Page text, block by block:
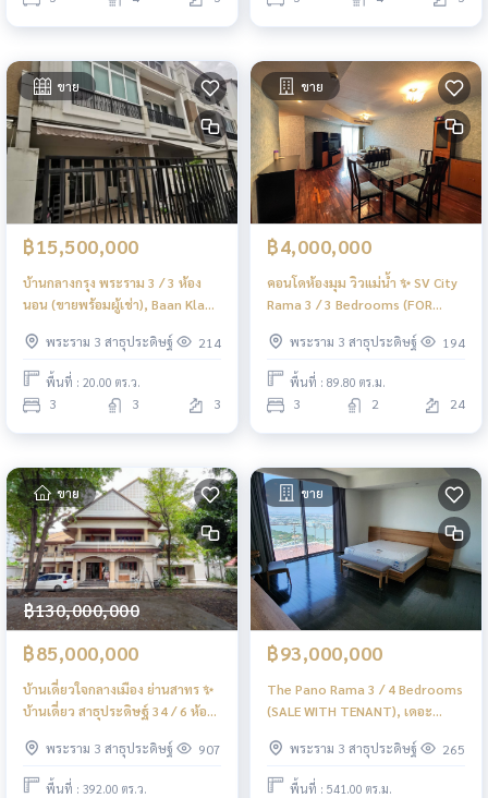
ขาย
฿15,500,000
บ้านกลางกรุง พระราม 3 / 3 ห้อง
นอน (ขายพร้อมผู้เช่า), Baan Klang
(SALE WITH TENANT) DML001
พระราม 3 สาธุประดิษฐ์ 214
พื้นที่ : 20.00 ตร.ว.
3 3 3
ขาย
฿4,000,000
คอนโดห้องมุม วิวแม่น้ำ ✨ SV City
Rama 3 / 3 Bedrooms (FOR
นอน (ขาย) LD065
พระราม 3 สาธุประดิษฐ์ 194
พื้นที่ : 89.80 ตร.ม.
3 2 24
ขาย
฿130,000,000
฿85,000,000
บ้านเดี่ยวใจกลางเมือง ย่านสาทร ✨
บ้านเดี่ยว สาธุประดิษฐ์ 34 / 6 ห้อง
Sathu Pradit 34 / 6 Bedrooms
(FOR SALE) NONT008
พระราม 3 สาธุประดิษฐ์ 907
พื้นที่ : 392.00 ตร.ว.
ขาย
฿93,000,000
The Pano Rama 3 / 4 Bedrooms
(SALE WITH TENANT), เดอะ
พร้อมผู้เช่า) PT036
พระราม 3 สาธุประดิษฐ์ 265
พื้นที่ : 541.00 ตร.ม.